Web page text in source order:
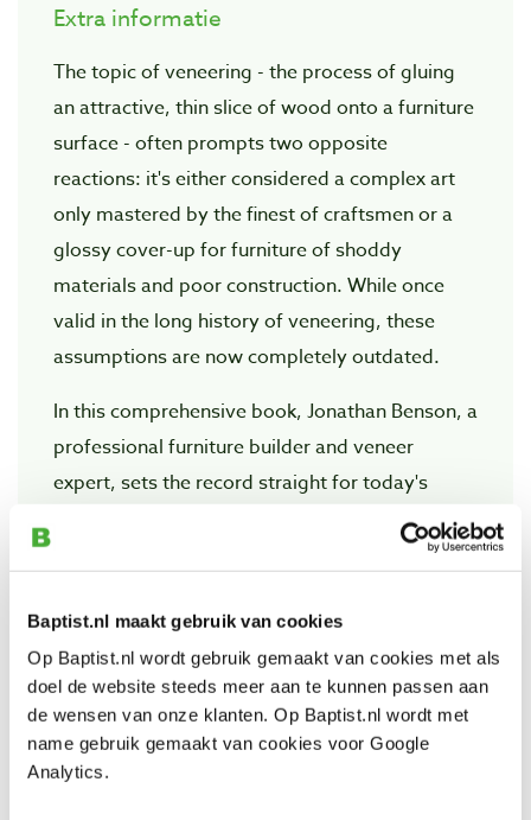
Baptist.nl maakt gebruik van cookies
Op Baptist.nl wordt gebruik gemaakt van cookies met als
doel de website steeds meer aan te kunnen passen aan
de wensen van onze klanten. Op Baptist.nl wordt met
name gebruik gemaakt van cookies voor Google
Analytics.
Extra informatie
The topic of veneering - the process of gluing
an attractive, thin slice of wood onto a furniture
surface - often prompts two opposite
reactions: it's either considered a complex art
only mastered by the finest of craftsmen or a
glossy cover-up for furniture of shoddy
materials and poor construction. While once
valid in the long history of veneering, these
assumptions are now completely outdated.
In this comprehensive book, Jonathan Benson, a
professional furniture builder and veneer
expert, sets the record straight for today's
woodworker and presents veneering for what it
resources, and elevates the beauty and luxury
of any project. Best of all, today's veneering
techniques can be mastered by woodworkers
of all skill levels without a huge investment of
money or shop space.